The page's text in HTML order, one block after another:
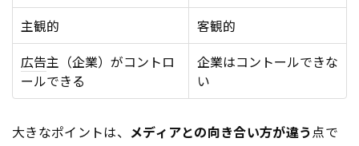
主観的
客観的
広告主（企業）がコントロ
ールできる
企業はコントールできな
い
大きなポイントは、 メディアとの向き合い方が違う点で